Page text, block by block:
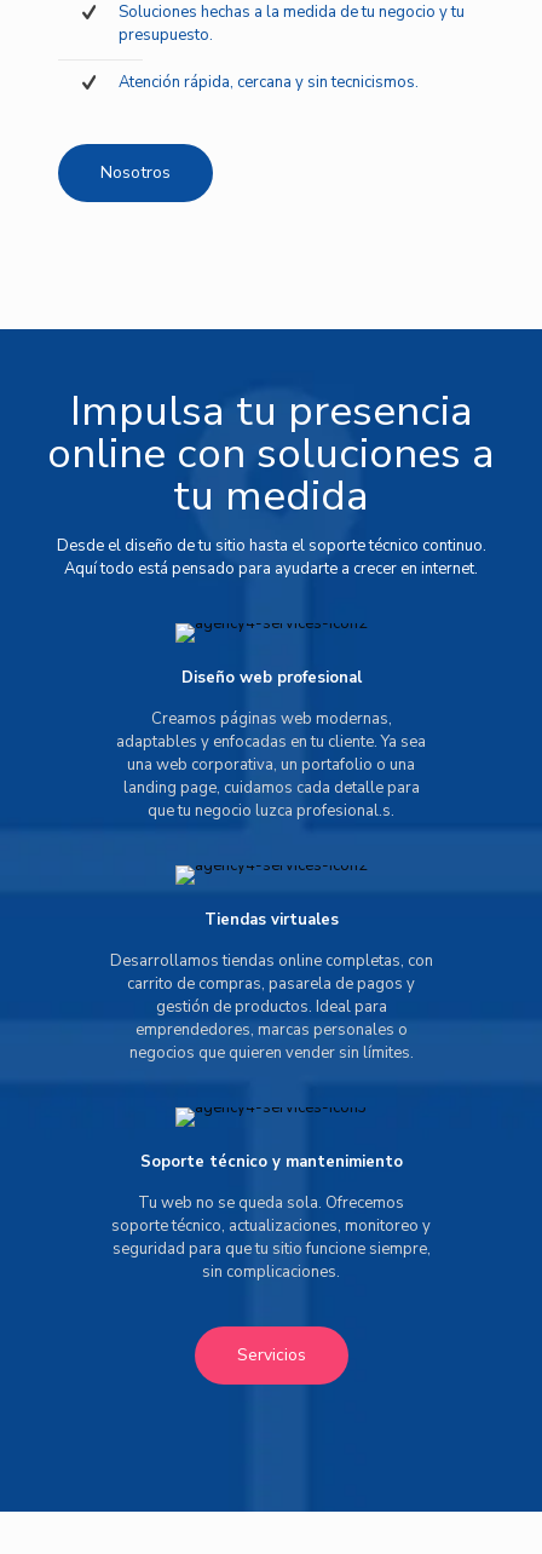
Soluciones hechas a la medida de tu negocio y tu
presupuesto.
Atención rápida, cercana y sin tecnicismos.
Nosotros
Impulsa tu presencia
online con soluciones a
tu medida
Desde el diseño de tu sitio hasta el soporte técnico continuo.
Aquí todo está pensado para ayudarte a crecer en internet.
Diseño web profesional
Creamos páginas web modernas,
adaptables y enfocadas en tu cliente. Ya sea
una web corporativa, un portafolio o una
landing page, cuidamos cada detalle para
que tu negocio luzca profesional.s.
Tiendas virtuales
Desarrollamos tiendas online completas, con
carrito de compras, pasarela de pagos y
gestión de productos. Ideal para
emprendedores, marcas personales o
negocios que quieren vender sin límites.
Soporte técnico y mantenimiento
Tu web no se queda sola. Ofrecemos
soporte técnico, actualizaciones, monitoreo y
seguridad para que tu sitio funcione siempre,
sin complicaciones.
Servicios